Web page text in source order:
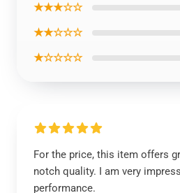
★★★☆☆
★★☆☆☆
★☆☆☆☆
For the price, this item offers
notch quality. I am very
performance.